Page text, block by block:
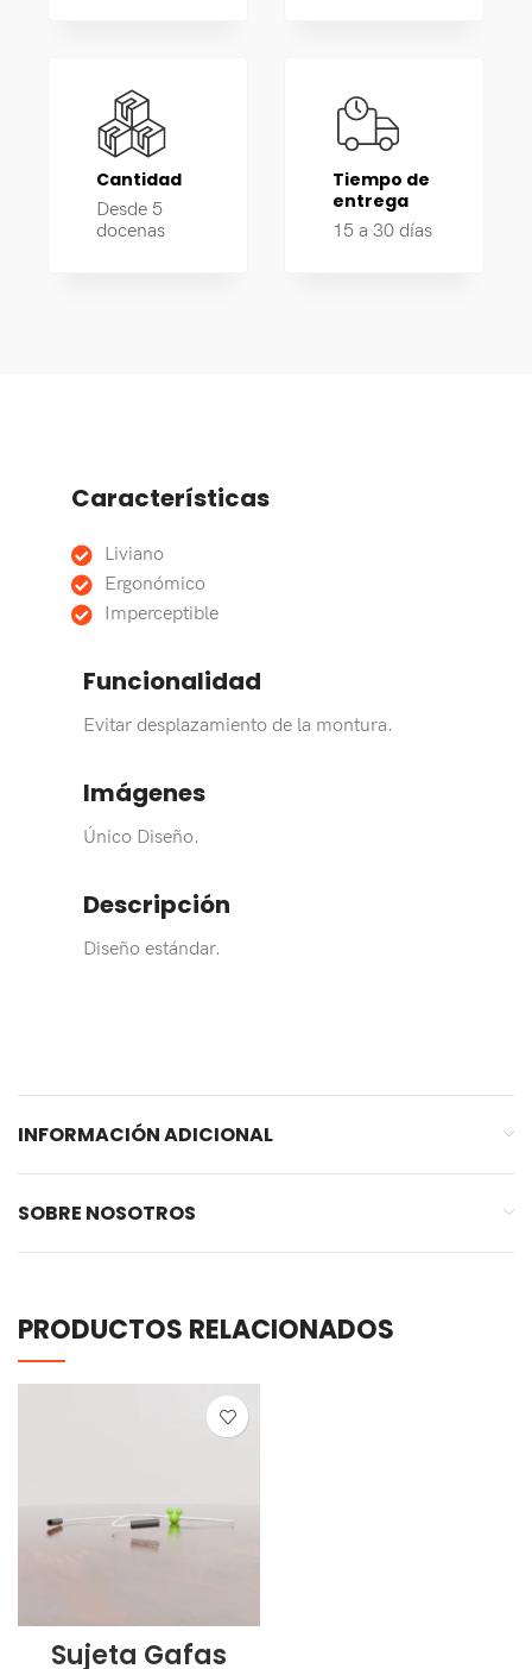
Cantidad
Desde 5
docenas
Tiempo de
entrega
15 a 30 días
Características
Liviano
Ergonómico
Imperceptible
Funcionalidad
Evitar desplazamiento de la montura.
Imágenes
Único Diseño.
Descripción
Diseño estándar.
INFORMACIÓN ADICIONAL
SOBRE NOSOTROS
PRODUCTOS RELACIONADOS
Sujeta Gafas